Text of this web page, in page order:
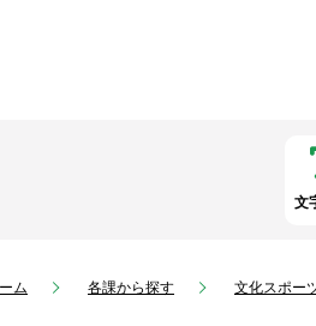
文
ム 各課から探す 文化スポー